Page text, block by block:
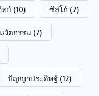
ทย์ (10) ซิสโก้ (7)
วัตกรรม (7)
ปัญญาประดิษฐ์ (12)